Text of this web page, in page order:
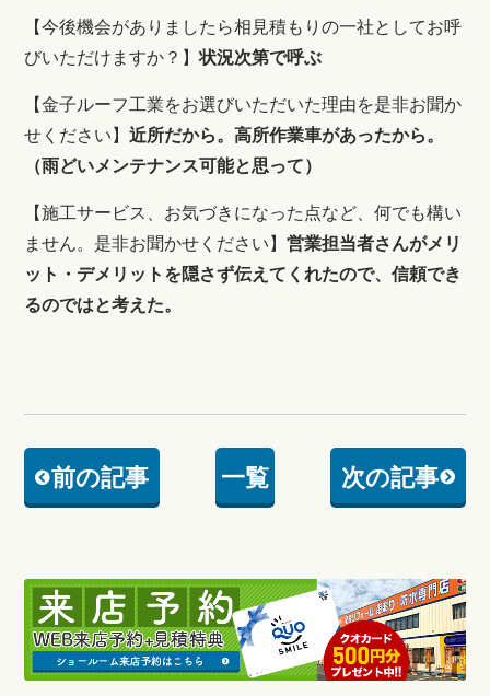
【今後機会がありましたら相見積もりの一社としてお呼
びいただけますか？】状況次第で呼ぶ
【金子ルーフ工業をお選びいただいた理由を是非お聞か
せください 】近所だから。高所作業車があったから。
（雨どいメンテナンス可能と思って）
【施工サービス、お気づきになった点など、何でも構い
ません。是非お聞かせください 】営業担当者さんがメリ
ット・デメリットを隠さず伝えてくれたので、信頼でき
るのではと考えた。
前の記事 一覧 次の記事